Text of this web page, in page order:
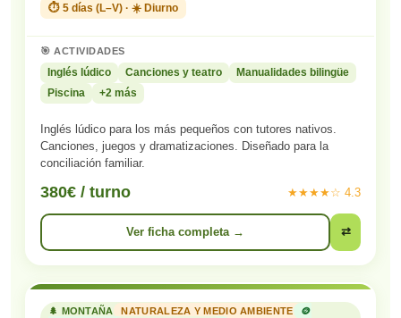
⏱️ 5 días (L–V) · ☀️ Diurno
🎯 ACTIVIDADES
Inglés lúdico Canciones y teatro
Manualidades bilingüe
Piscina
+2 más
Inglés lúdico para los más pequeños con tutores nativos.
Canciones, juegos y dramatizaciones. Diseñado para la
conciliación familiar.
380€ / turno ★★★★☆ 4.3
Ver ficha completa → ⇄
🌲 MONTAÑA NATURALEZA Y MEDIO AMBIENTE
🪙